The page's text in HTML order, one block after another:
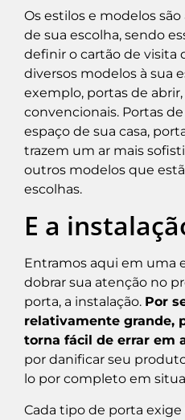
Os estilos e modelos
de sua escolha, sendo
definir o cartão de visita
diversos modelos à sua
exemplo, portas de
convencionais. Portas
espaço de sua casa,
trazem um ar mais
outros modelos que
escolhas.
E a
Entramos aqui em uma
dobrar sua atenção no
porta, a instalação. Por
relativamente grande,
torna fácil de errar em
por danificar seu
lo por completo em
Cada tipo de porta